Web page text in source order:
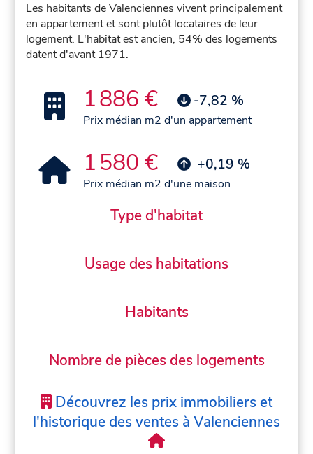
Les habitants de Valenciennes vivent principalement
en appartement et sont plutôt locataires de leur
logement. L'habitat est ancien, 54% des logements
datent d'avant 1971.
1 886 € -7,82 %
Prix médian m2 d'un appartement
1 580 € +0,19 %
Prix médian m2 d'une maison
Type d'habitat
Usage des habitations
Habitants
Nombre de pièces des logements
Découvrez les prix immobiliers et
l'historique des ventes à Valenciennes